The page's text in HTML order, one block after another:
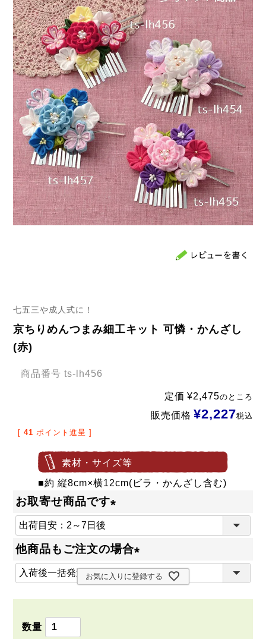
七五三や成人式に！
京ちりめんつまみ細工キット 可憐・かんざし
(赤)
商品番号 ts-lh456
定価 ¥2,475のところ
販売価格 ¥2,227税込
[ 41 ポイント進呈 ]
素材・サイズ等
■約 縦8cm×横12cm(ビラ・かんざし含む)
お取寄せ商品です
必
)
他商品もご注文の場合
(
お気に入りに登録する